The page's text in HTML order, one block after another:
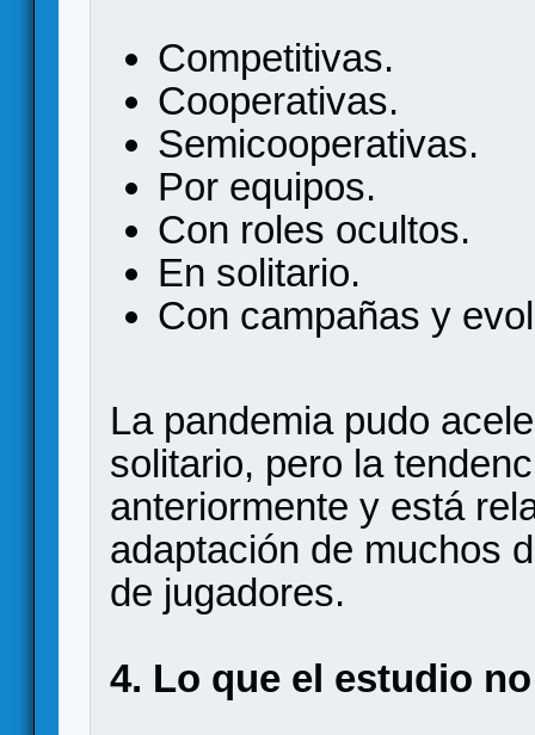
Competitivas.
Cooperativas.
Semicooperativas.
Por equipos.
Con roles ocultos.
En solitario.
Con campañas y
La pandemia pudo
solitario, pero la
anteriormente y está
adaptación de muchos
de jugadores.
4. Lo que el estudio